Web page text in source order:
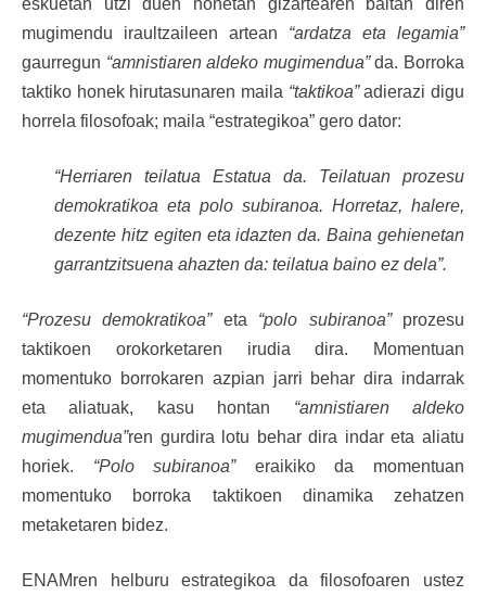
eskuetan utzi duen honetan gizartearen baitan diren
mugimendu iraultzaileen artean “ardatza eta legamia”
gaurregun “amnistiaren aldeko mugimendua”da. Borroka
taktiko honek hirutasunaren maila “taktikoa”adierazi digu
horrela filosofoak; maila “estrategikoa” gero dator:
“Herriaren teilatua Estatua da. Teilatuan prozesu
demokratikoa eta polo subiranoa. Horretaz, halere,
dezente hitz egiten eta idazten da. Baina gehienetan
garrantzitsuena ahazten da: teilatua baino ez dela”.
“Prozesu demokratikoa”eta “polo subiranoa”prozesu
taktikoen orokorketaren irudia dira. Momentuan
momentuko borrokaren azpian jarri behar dira indarrak
eta aliatuak, kasu hontan “amnistiaren aldeko
mugimendua”ren gurdira lotu behar dira indar eta aliatu
horiek. “Polo subiranoa”eraikiko da momentuan
momentuko borroka taktikoen dinamika zehatzen
metaketaren bidez.
ENAMren helburu estrategikoa da filosofoaren ustez